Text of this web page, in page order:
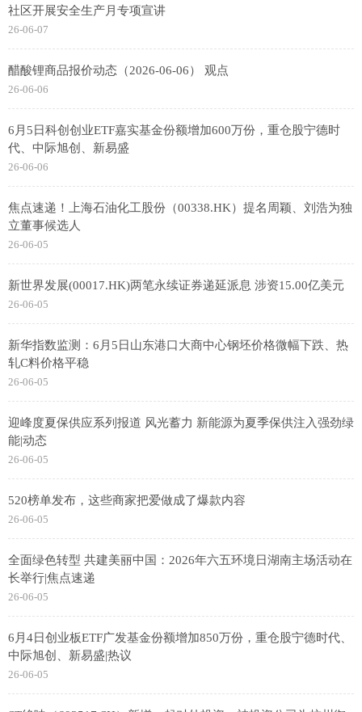
社区开展安全生产月专项宣讲
26-06-07
醋酸锂商品报价动态（2026-06-06） 观点
26-06-06
6月5日科创创业ETF嘉实基金份额增加600万份，重仓股宁德时
代、中际旭创、新易盛
26-06-06
焦点速递！上海石油化工股份（00338.HK）提名周颖、刘浩为独
立董事候选人
26-06-05
新世界发展(00017.HK)两笔永续证券递延派息 涉资15.00亿美元
26-06-05
新华指数监测：6月5日山东港口大商中心钢坯价格微幅下跌、热
轧C料价格平稳
26-06-05
迎峰度夏保供应系列报道 风光蓄力 新能源为夏季保供注入强劲绿
能|动态
26-06-05
520榜单发布，这些商家把爱做成了爆款内容
26-06-05
全面绿色转型 共建美丽中国：2026年六五环境日湖南主场活动在
长举行|焦点速递
26-06-05
6月4日创业板ETF广发基金份额增加850万份，重仓股宁德时代、
中际旭创、新易盛|热议
26-06-05